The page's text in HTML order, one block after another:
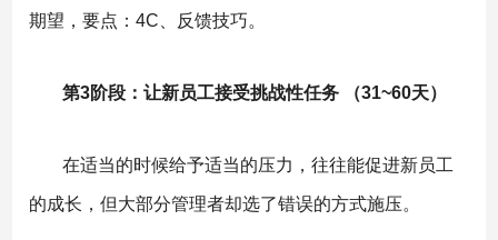
期望，要点：4C、反馈技巧。
第3阶段：让新员工接受挑战性任务 （31~60天）
在适当的时候给予适当的压力，往往能促进新员工
的成长，但大部分管理者却选了错误的方式施压。